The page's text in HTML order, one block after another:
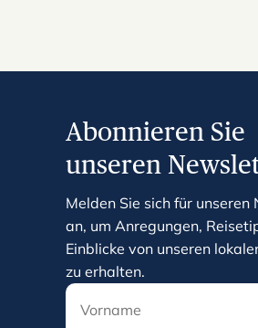
Abonnieren Sie
unseren
Melden Sie sich für
an, um Anregungen,
Einblicke von unseren
zu erhalten.